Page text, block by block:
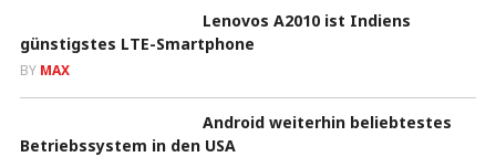
Lenovos A2010 ist Indiens
günstigstes LTE-Smartphone
BY MAX
Android weiterhin beliebtestes
Betriebssystem in den USA